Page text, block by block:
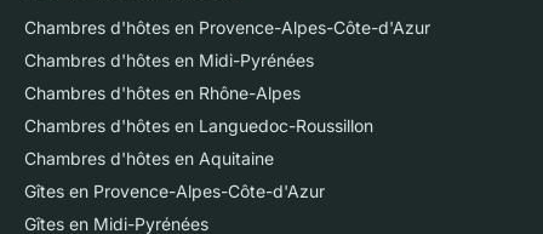
Chambres d'hôtes en Provence-Alpes-Côte-d'Azur
Chambres d'hôtes en Midi-Pyrénées
Chambres d'hôtes en Rhône-Alpes
Chambres d'hôtes en Languedoc-Roussillon
Chambres d'hôtes en Aquitaine
Gîtes en Provence-Alpes-Côte-d'Azur
Gîtes en Midi-Pyrénées